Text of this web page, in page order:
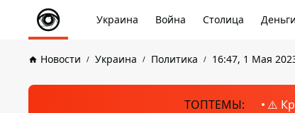
Украина Война Столица Деньги
Новости Украина Политика 16:47, 1 Мая
ТОПТЕМЫ: ⚠️